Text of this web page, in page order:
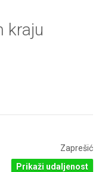
kraju
Zaprešić
Prikaži udaljenost